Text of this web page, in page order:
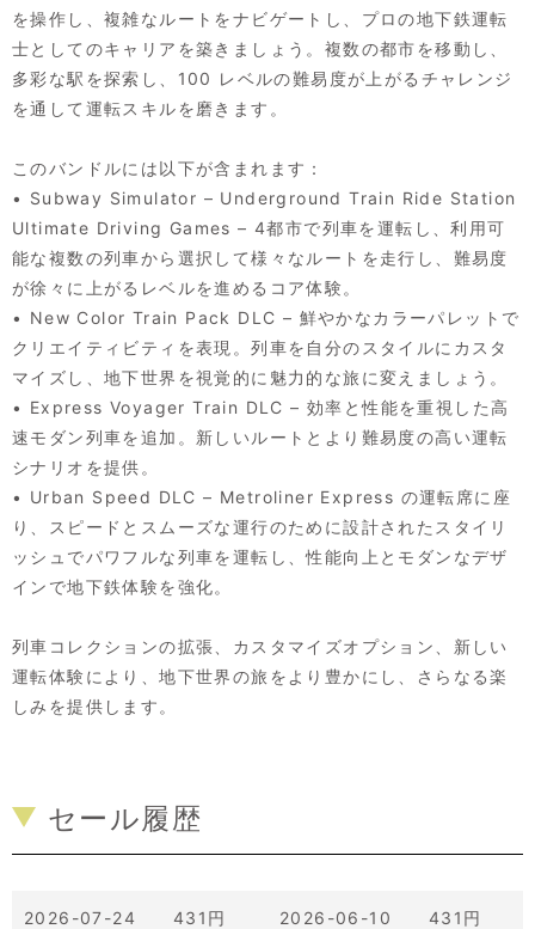
を操作し、複雑なルートをナビゲートし、プロの地下鉄運転
士としてのキャリアを築きましょう。複数の都市を移動し、
多彩な駅を探索し、100 レベルの難易度が上がるチャレンジ
を通して運転スキルを磨きます。
このバンドルには以下が含まれます：
• Subway Simulator – Underground Train Ride Station
Ultimate Driving Games – 4都市で列車を運転し、利用可
能な複数の列車から選択して様々なルートを走行し、難易度
が徐々に上がるレベルを進めるコア体験。
• New Color Train Pack DLC – 鮮やかなカラーパレットで
クリエイティビティを表現。列車を自分のスタイルにカスタ
マイズし、地下世界を視覚的に魅力的な旅に変えましょう。
• Express Voyager Train DLC – 効率と性能を重視した高
速モダン列車を追加。新しいルートとより難易度の高い運転
シナリオを提供。
• Urban Speed DLC – Metroliner Express の運転席に座
り、スピードとスムーズな運行のために設計されたスタイリ
ッシュでパワフルな列車を運転し、性能向上とモダンなデザ
インで地下鉄体験を強化。
列車コレクションの拡張、カスタマイズオプション、新しい
運転体験により、地下世界の旅をより豊かにし、さらなる楽
しみを提供します。
セール履歴
2026-07-24 431円 2026-06-10 431円